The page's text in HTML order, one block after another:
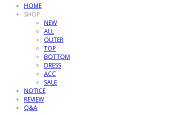
HOME
SHOP
NEW
ALL
OUTER
TOP
BOTTOM
DRESS
ACC
SALE
NOTICE
REVIEW
Q&A